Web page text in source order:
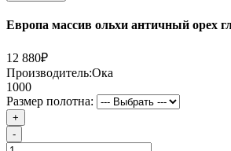
Европа массив ольхи античный орех
12 880₽
Производитель:Ока
1000
Размер полотна:
+
-